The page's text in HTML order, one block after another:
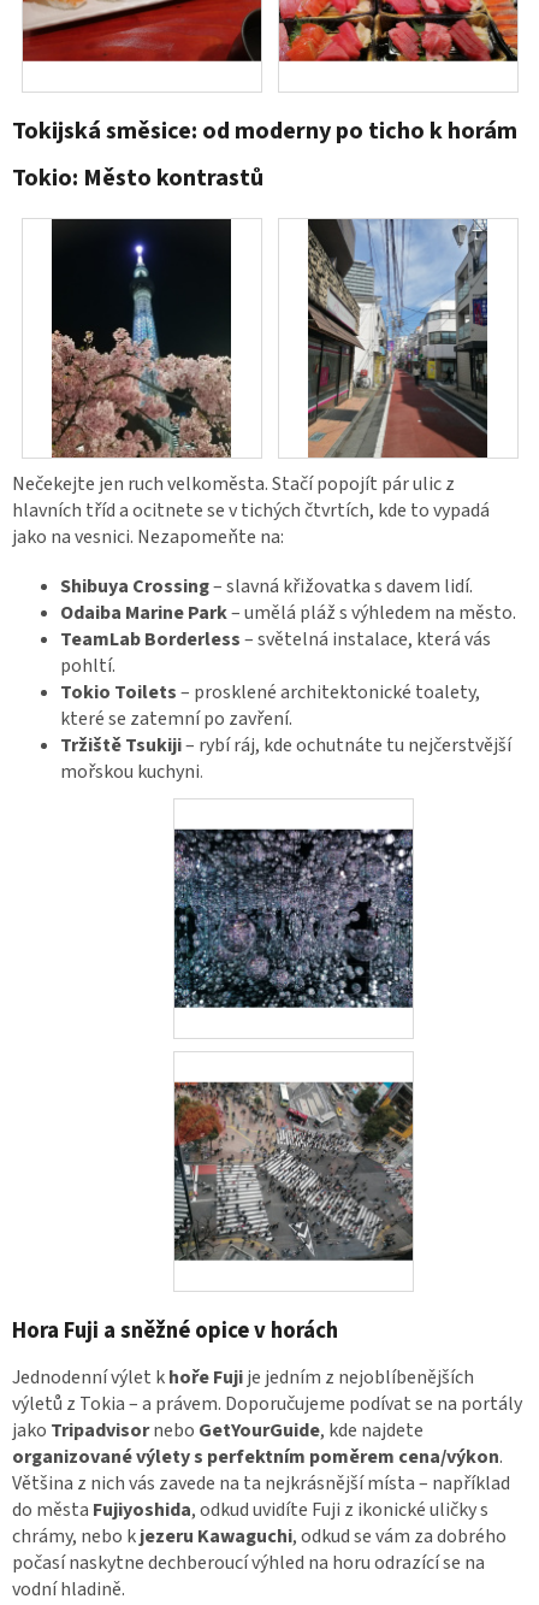
Tokijská směsice: od moderny po ticho k horám
Tokio: Město kontrastů
Nečekejte jen ruch velkoměsta. Stačí popojít pár ulic z
hlavních tříd a ocitnete se v tichých čtvrtích, kde to vypadá
jako na vesnici. Nezapomeňte na:
Shibuya Crossing– slavná křižovatka s davem lidí.
Odaiba Marine Park– umělá pláž s výhledem na město.
TeamLab Borderless– světelná instalace, která vás
pohltí.
Tokio Toilets– prosklené architektonické toalety,
které se zatemní po zavření.
Tržiště Tsukiji– rybí ráj, kde ochutnáte tu nejčerstvější
mořskou kuchyni.
Hora Fuji a sněžné opice v horách
Jednodenní výlet khoře Fujije jedním z nejoblíbenějších
výletů z Tokia – a právem. Doporučujeme podívat se na portály
jako Tripadvisornebo GetYourGuide, kde najdete
organizované výlety s perfektním poměrem cena/výkon.
Většina z nich vás zavede na ta nejkrásnější místa – například
do města Fujiyoshida, odkud uvidíte Fuji z ikonické uličky s
chrámy, nebo kjezeru Kawaguchi, odkud se vám za dobrého
počasí naskytne dechberoucí výhled na horu odrazící se na
vodní hladině.